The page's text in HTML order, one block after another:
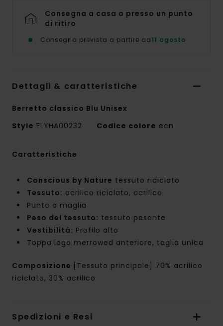
Consegna a casa o presso un punto
di ritiro
Consegna prevista a partire da11 agosto
Dettagli & caratteristiche
Berretto classico Blu Unisex
Style ELYHA00232 Codice colore ecn
Caratteristiche
Conscious by Nature tessuto riciclato
Tessuto: acrilico riciclato, acrilico
Punto a maglia
Peso del tessuto: tessuto pesante
Vestibilità: Profilo alto
Toppa logo merrowed anteriore, taglia unica
Composizione
[Tessuto principale] 70% acrilico
riciclato, 30% acrilico
Spedizioni e Resi